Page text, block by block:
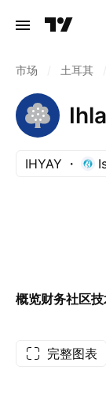
市场 土耳其
IHYAY
概览财务社区
完整图表